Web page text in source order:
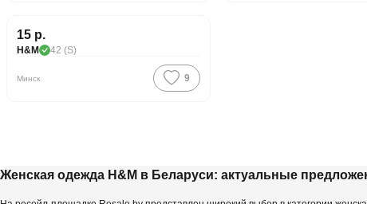
15 р.
H&M 42 (S)
Минск 9
Женская одежда H&M в Беларуси: актуальные